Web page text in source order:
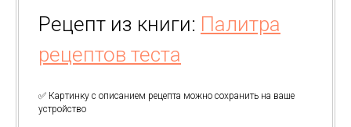
Рецепт из книги: Палитра
рецептов теста
✅ Картинку с описанием рецепта можно сохранить на ваше
устройство